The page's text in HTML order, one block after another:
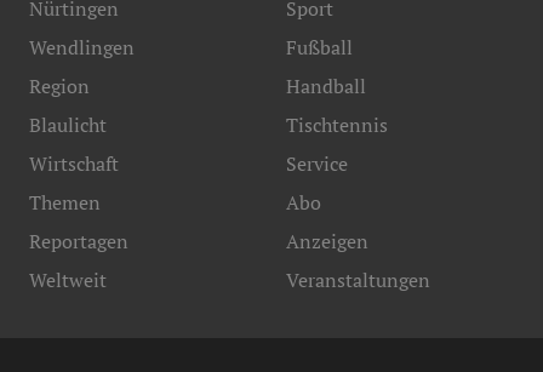
Nürtingen
Wendlingen
Region
Blaulicht
Sport
Fußball
Handball
Tischtennis
Wirtschaft
Themen
Reportagen
Weltweit
Service
Abo
Anzeigen
Veranstaltungen